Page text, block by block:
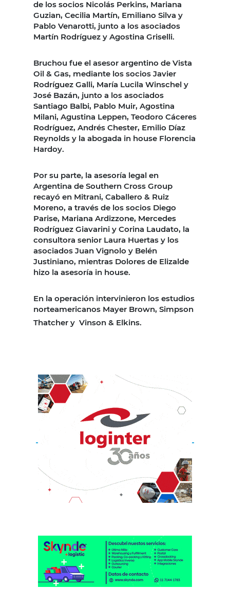
de los socios Nicolás Perkins, Mariana
Guzian, Cecilia Martín, Emiliano Silva y
Pablo Venarotti, junto a los asociados
Martín Rodríguez y Agostina Griselli.
Bruchou fue el asesor argentino de Vista
Oil & Gas, mediante los socios Javier
Rodríguez Galli, María Lucila Winschel y
José Bazán, junto a los asociados
Santiago Balbi, Pablo Muir, Agostina
Milani, Agustina Leppen, Teodoro Cáceres
Rodríguez, Andrés Chester, Emilio Díaz
Reynolds y la abogada in house Florencia
Hardoy.
Por su parte, la asesoría legal en
Argentina de Southern Cross Group
recayó en Mitrani, Caballero & Ruiz
Moreno, a través de los socios Diego
Parise, Mariana Ardizzone, Mercedes
Rodríguez Giavarini y Corina Laudato, la
consultora senior Laura Huertas y los
asociados Juan Vignolo y Belén
Justiniano, mientras Dolores de Elizalde
hizo la asesoría in house.
En la operación intervinieron los estudios
norteamericanos Mayer Brown, Simpson
Thatcher y Vinson & Elkins.